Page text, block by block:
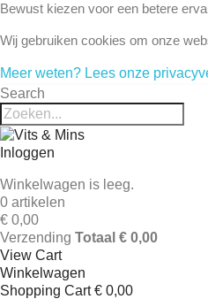
Bewust kiezen voor een betere
Wij gebruiken cookies om onze
Meer weten? Lees onze
Search
Inloggen
Winkelwagen is leeg.
0 artikelen
€ 0,00
Verzending Totaal € 0,00
View Cart
Winkelwagen
Shopping Cart € 0,00